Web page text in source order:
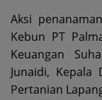
Aksi
Kebun PT
Keuangan
Junaidi, Kepala
Pertanian